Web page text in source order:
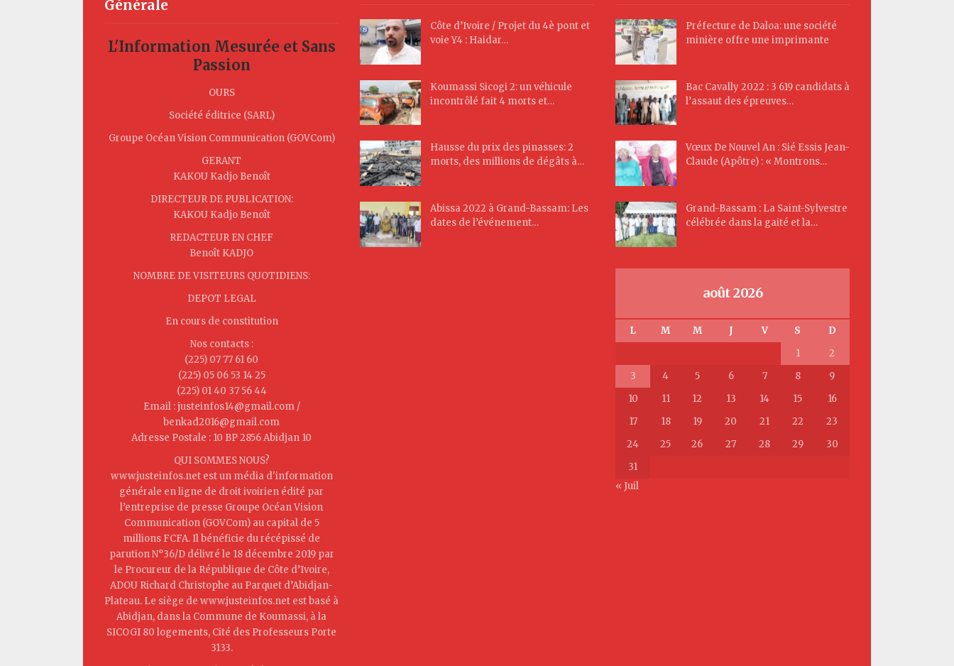
Générale
L'Information Mesurée et Sans
Passion
OURS
Société éditrice (SARL)
Groupe Océan Vision Communication (GOVCom)
GERANT
KAKOU Kadjo Benoît
DIRECTEUR DE PUBLICATION:
KAKOU Kadjo Benoît
REDACTEUR EN CHEF
Benoît KADJO
NOMBRE DE VISITEURS QUOTIDIENS:
DEPOT LEGAL
En cours de constitution
Nos contacts :
(225) 07 77 61 60
(225) 05 06 53 14 25
(225) 01 40 37 56 44
Email : justeinfos14@gmail.com /
benkad2016@gmail.com
Adresse Postale : 10 BP 2856 Abidjan 10
QUI SOMMES NOUS?
www.justeinfos.net est un média d'information
générale en ligne de droit ivoirien édité par
l’entreprise de presse Groupe Océan Vision
Communication (GOVCom) au capital de 5
millions FCFA. Il bénéficie du récépissé de
parution N°36/D délivré le 18 décembre 2019 par
le Procureur de la République de Côte d’Ivoire,
ADOU Richard Christophe au Parquet d’Abidjan-
Plateau. Le siège de www.justeinfos.net est basé à
Abidjan, dans la Commune de Koumassi, à la
SICOGI 80 logements, Cité des Professeurs Porte
3133.
Côte d’Ivoire / Projet du 4è pont et
voie Y4 : Haidar…
Koumassi Sicogi 2: un véhicule
incontrôlé fait 4 morts et…
Hausse du prix des pinasses: 2
morts, des millions de dégâts à…
Abissa 2022 à Grand-Bassam: Les
dates de l’événement…
Préfecture de Daloa: une société
minière offre une imprimante
Bac Cavally 2022 : 3 619 candidats à
l’assaut des épreuves…
Vœux De Nouvel An : Sié Essis Jean-
Claude (Apôtre) : « Montrons…
Grand-Bassam : La Saint-Sylvestre
célébrée dans la gaité et la…
août 2026
L M M J V S
D
1
2
3
4 5 6 7 8
9
10
11 12 13 14 15
16
17
18 19 20 21 22
23
24
25 26 27 28 29
30
31
« Juil